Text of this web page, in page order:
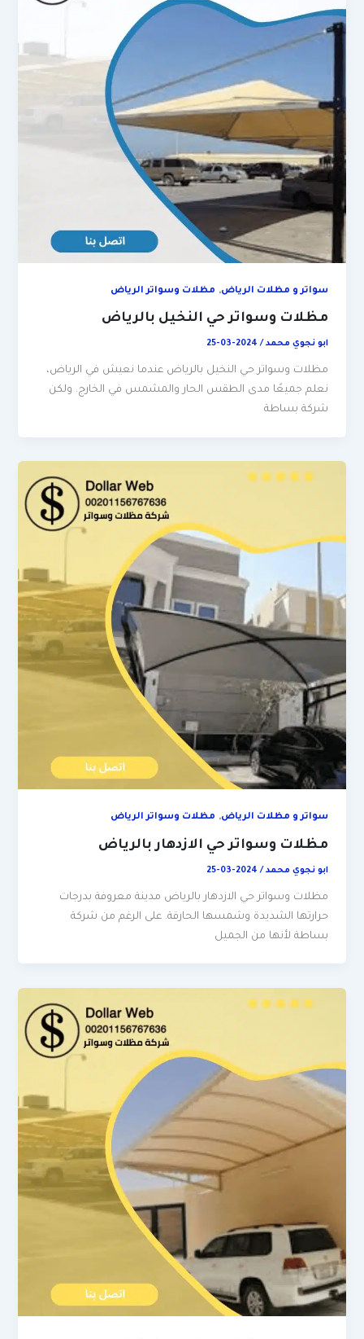
سواتر و مظلات الرياض, مظلات وسواتر الرياض
مظلات وسواتر حي النخيل بالرياض
ابو نجوي محمد/
2024-03-25
مظلات وسواتر حي النخيل بالرياض عندما نعيش في الرياض،
نعلم جميعًا مدى الطقس الحار والمشمس في الخارج. ولكن
شركة بساطة
سواتر و مظلات الرياض, مظلات وسواتر الرياض
مظلات وسواتر حي الازدهار بالرياض
ابو نجوي محمد/
2024-03-25
مظلات وسواتر حي الازدهار بالرياض مدينة معروفة بدرجات
حرارتها الشديدة وشمسها الحارقة. على الرغم من شركة
بساطة لأنها من الجميل